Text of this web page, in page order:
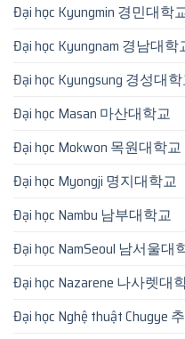
Đại học Kyungmin 경민대학
Đại học Kyungnam 경남대학
Đại học Kyungsung 경성대
Đại học Masan 마산대학교
Đại học Mokwon 목원대학교
Đại học Myongji 명지대학교
Đại học Nambu 남부대학교
Đại học NamSeoul 남서울대
Đại học Nazarene 나사렛대
Đại học Nghệ thuật Chugye